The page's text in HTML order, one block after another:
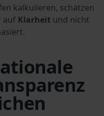
kalkulieren, schätzen
auf Klarheit und nicht